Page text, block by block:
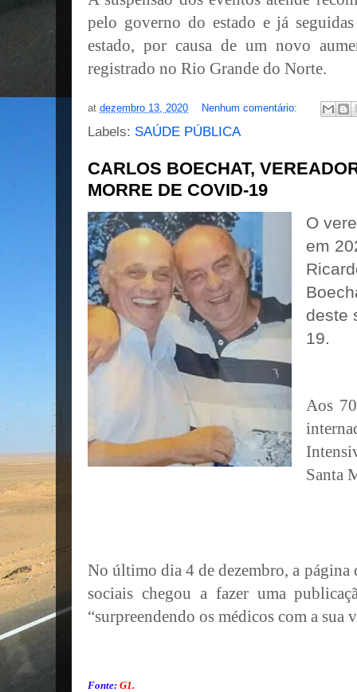
pelo governo do estado e já
estado, por causa de um novo
registrado no Rio Grande do Norte.
at dezembro 13, 2020 Nenhum comentário:
Labels: SAÚDE PÚBLICA
CARLOS BOECHAT,
MORRE DE COVID-19
O
em
deste
19.
Aos
Santa
No último dia 4 de dezembro, a página
sociais chegou a fazer uma
“surpreendendo os médicos com a sua
Fonte: G1.